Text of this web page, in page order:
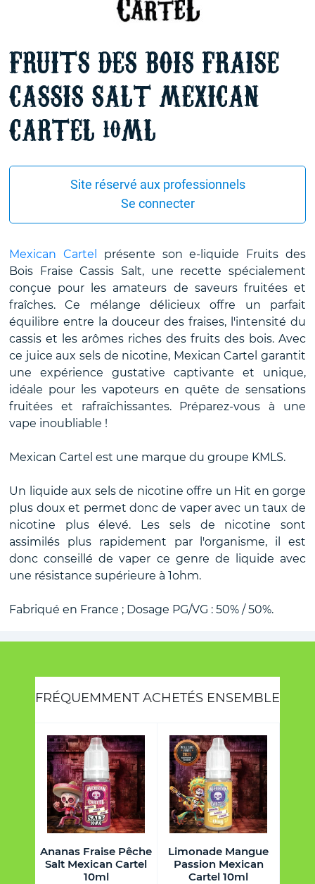
FRUITS DES BOIS FRAISE
CASSIS SALT MEXICAN
CARTEL 10ML
Site réservé aux professionnels
Se connecter
Mexican Cartel
présente son e-liquide Fruits des
Bois Fraise Cassis Salt, une recette spécialement
conçue pour les amateurs de saveurs fruitées et
fraîches. Ce mélange délicieux offre un parfait
équilibre entre la douceur des fraises, l'intensité du
cassis et les arômes riches des fruits des bois. Avec
ce juice aux sels de nicotine, Mexican Cartel garantit
une expérience gustative captivante et unique,
idéale pour les vapoteurs en quête de sensations
fruitées et rafraîchissantes. Préparez-vous à une
vape inoubliable !
Mexican Cartel est une marque du groupe KMLS.
Un liquide aux sels de nicotine offre un Hit en gorge
plus doux et permet donc de vaper avec un taux de
nicotine plus élevé. Les sels de nicotine sont
assimilés plus rapidement par l'organisme, il est
donc conseillé de vaper ce genre de liquide avec
une résistance supérieure à 1ohm.
Fabriqué en France ; Dosage PG/VG : 50% / 50%.
FRÉQUEMMENT ACHETÉS ENSEMBLE
Ananas Fraise Pêche
Salt Mexican Cartel
10ml
Limonade Mangue
Passion Mexican
Cartel 10ml